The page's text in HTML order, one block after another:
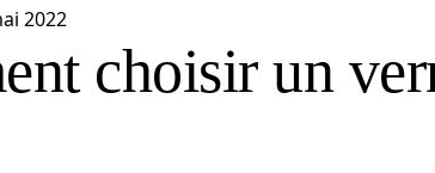
2022
choisir un